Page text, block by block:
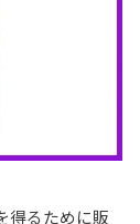
得るために販